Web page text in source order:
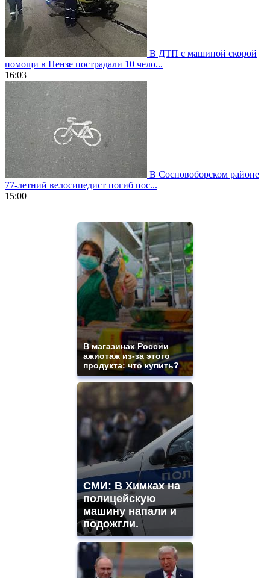
В ДТП с машиной скорой
помощи в Пензе пострадали 10 чело...
16:03
В Сосновоборском районе
77-летний велосипедист погиб пос...
15:00
https://gradewatches.to/
https://www.replicasrelojes.to/
https://www.phoenix-
В магазинах России
ажиотаж из-за этого
продукта: что купить?
СМИ: В Химках на
полицейскую
машину напали и
подожгли.